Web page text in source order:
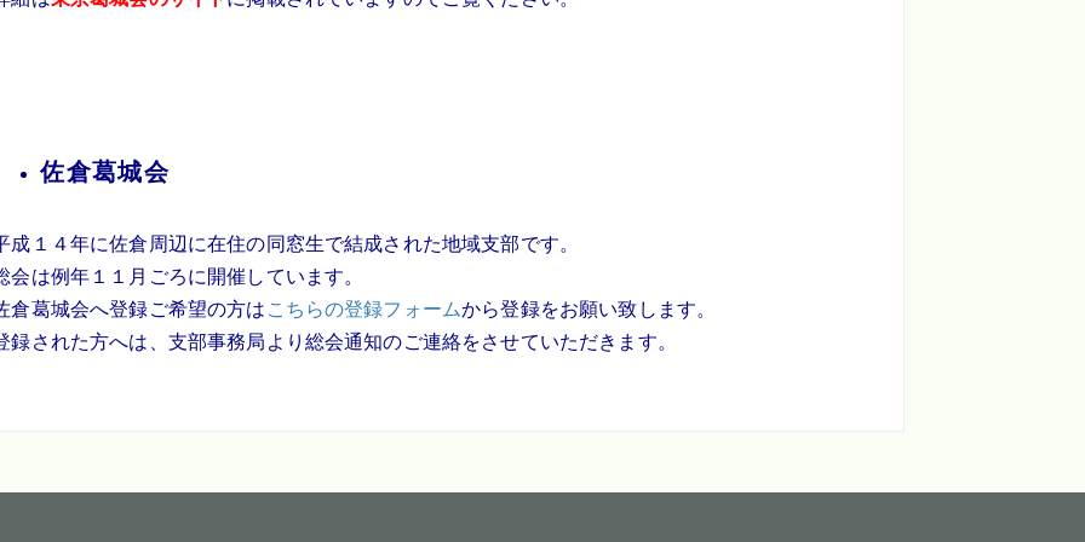
佐倉葛城会
成１４年に佐倉周辺に在住の同窓生で結成された地域支部です。
会は例年１１月ごろに開催しています。
倉葛城会へ登録ご希望の方は こちらの登録フォームから登録をお願い致します。
録された方へは、支部事務局より総会通知のご連絡をさせていただきます。